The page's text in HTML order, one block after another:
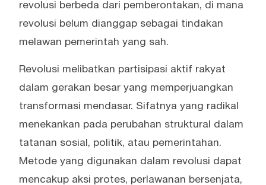
revolusi berbeda dari pemberontakan, di mana
revolusi belum dianggap sebagai tindakan
melawan pemerintah yang sah.
Revolusi melibatkan partisipasi aktif rakyat
dalam gerakan besar yang memperjuangkan
transformasi mendasar. Sifatnya yang radikal
menekankan pada perubahan struktural dalam
tatanan sosial, politik, atau pemerintahan.
Metode yang digunakan dalam revolusi dapat
mencakup aksi protes, perlawanan bersenjata,